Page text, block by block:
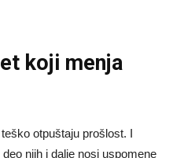
koji menja
otpuštaju prošlost. I
njih i dalje nosi uspomene